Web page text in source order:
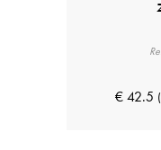
€ 42.5